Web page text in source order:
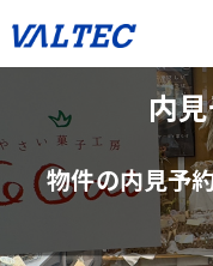
内
物件の内見予
不動産管理会
賃貸物件の空状況をリアル